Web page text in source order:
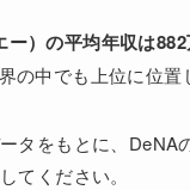
）の平均年収は882
中でも上位に位置
タをもとに、DeNA
てください。